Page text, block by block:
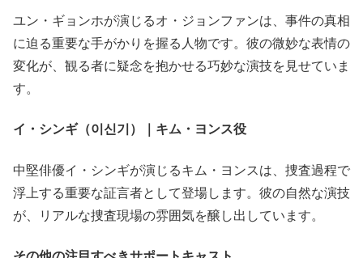
ユン・ギョンホが演じるオ・ジョンファンは、事件の真相
に迫る重要な手がかりを握る人物です。彼の微妙な表情の
変化が、観る者に疑念を抱かせる巧妙な演技を見せていま
す。
イ・シンギ（이신기）｜キム・ヨンス役
中堅俳優イ・シンギが演じるキム・ヨンスは、捜査過程で
浮上する重要な証言者として登場します。彼の自然な演技
が、リアルな捜査現場の雰囲気を醸し出しています。